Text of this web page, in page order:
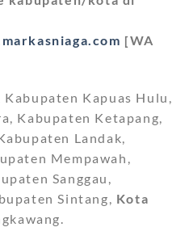
[WA
Kabupaten Kapuas Hulu,
Kabupaten Ketapang,
Landak,
Mempawah,
Sanggau,
Sintang, Kota